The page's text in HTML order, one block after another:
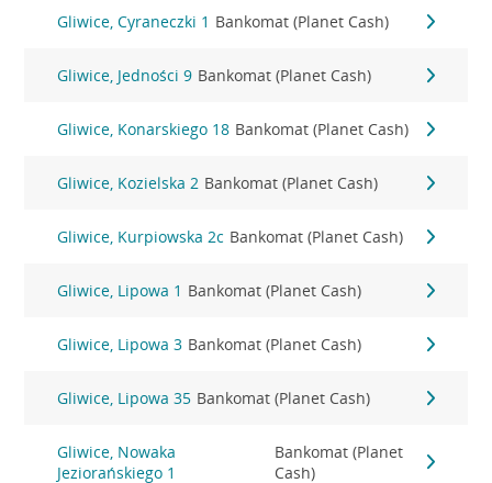
Gliwice, Cyraneczki 1 Bankomat (Planet Cash)
Gliwice, Jedności 9 Bankomat (Planet Cash)
Gliwice, Konarskiego 18 Bankomat (Planet Cash)
Gliwice, Kozielska 2 Bankomat (Planet Cash)
Gliwice, Kurpiowska 2c Bankomat (Planet Cash)
Gliwice, Lipowa 1 Bankomat (Planet Cash)
Gliwice, Lipowa 3 Bankomat (Planet Cash)
Gliwice, Lipowa 35 Bankomat (Planet Cash)
Gliwice, Nowaka
Jeziorańskiego 1
Bankomat (Planet
Cash)